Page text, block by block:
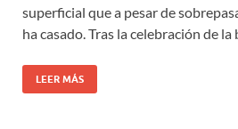
superficial que a pesar de
ha casado. Tras la celebración de
LEER MÁS